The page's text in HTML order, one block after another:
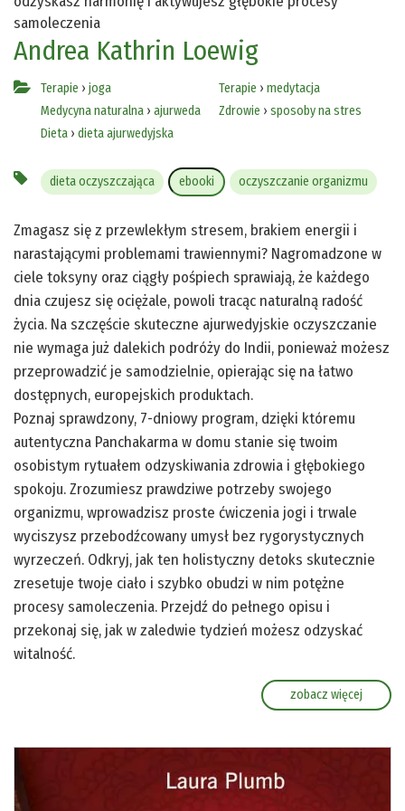
samoleczenia
Andrea Kathrin Loewig
Terapie › joga
Medycyna naturalna › ajurweda
Dieta › dieta ajurwedyjska
Terapie › medytacja
Zdrowie › sposoby na stres
dieta oczyszczająca ebooki oczyszczanie organizmu
Zmagasz się z przewlekłym stresem, brakiem energii i
narastającymi problemami trawiennymi? Nagromadzone w
ciele toksyny oraz ciągły pośpiech sprawiają, że każdego
dnia czujesz się ociężale, powoli tracąc naturalną radość
życia. Na szczęście skuteczne ajurwedyjskie oczyszczanie
nie wymaga już dalekich podróży do Indii, ponieważ możesz
przeprowadzić je samodzielnie, opierając się na łatwo
dostępnych, europejskich produktach.
Poznaj sprawdzony, 7-dniowy program, dzięki któremu
autentyczna Panchakarma w domu stanie się twoim
osobistym rytuałem odzyskiwania zdrowia i głębokiego
spokoju. Zrozumiesz prawdziwe potrzeby swojego
organizmu, wprowadzisz proste ćwiczenia jogi i trwale
wyciszysz przebodźcowany umysł bez rygorystycznych
wyrzeczeń. Odkryj, jak ten holistyczny detoks skutecznie
zresetuje twoje ciało i szybko obudzi w nim potężne
procesy samoleczenia. Przejdź do pełnego opisu i
przekonaj się, jak w zaledwie tydzień możesz odzyskać
witalność.
zobacz więcej